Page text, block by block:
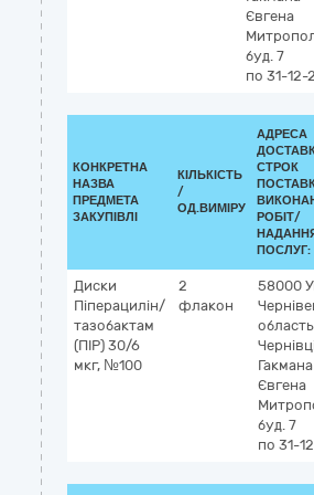
Євгена
буд. 7
по 31-12-
КОНКРЕТНА
НАЗВА
ПРЕДМЕТА
ЗАКУПІВЛІ
КІЛЬКІСТЬ
/
ОД.ВИМІРУ
АДРЕСА
СТРОК
РОБІТ/
ПОСЛУГ:
Диски
Піперацилін/
тазобактам
(ПІР) 30/6
мкг, №100
2
флакон
58000
область
Гакмана
Євгена
буд. 7
по 31-